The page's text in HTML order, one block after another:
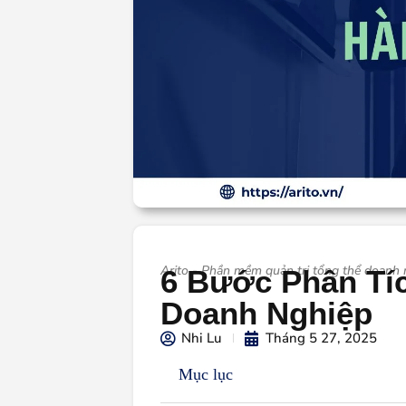
Arito - Phần mềm quản trị tổng thể doanh
6 Bước Phân
Doanh Nghiệp
Nhi Lu
Tháng 5 27, 2025
Mục lục